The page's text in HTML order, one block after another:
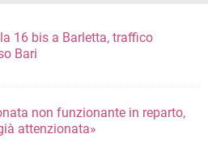
16 bis a Barletta, traffico
Bari
non funzionante in reparto,
attenzionata»